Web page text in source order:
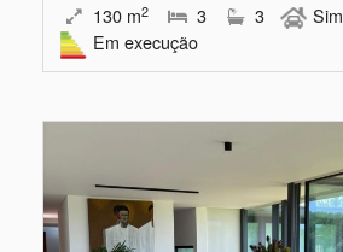
130 m2 3 3
Sim
Em execução